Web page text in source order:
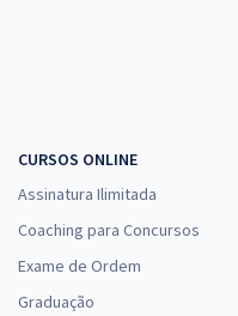
CURSOS ONLINE
Assinatura Ilimitada
Coaching para Concursos
Exame de Ordem
Graduação